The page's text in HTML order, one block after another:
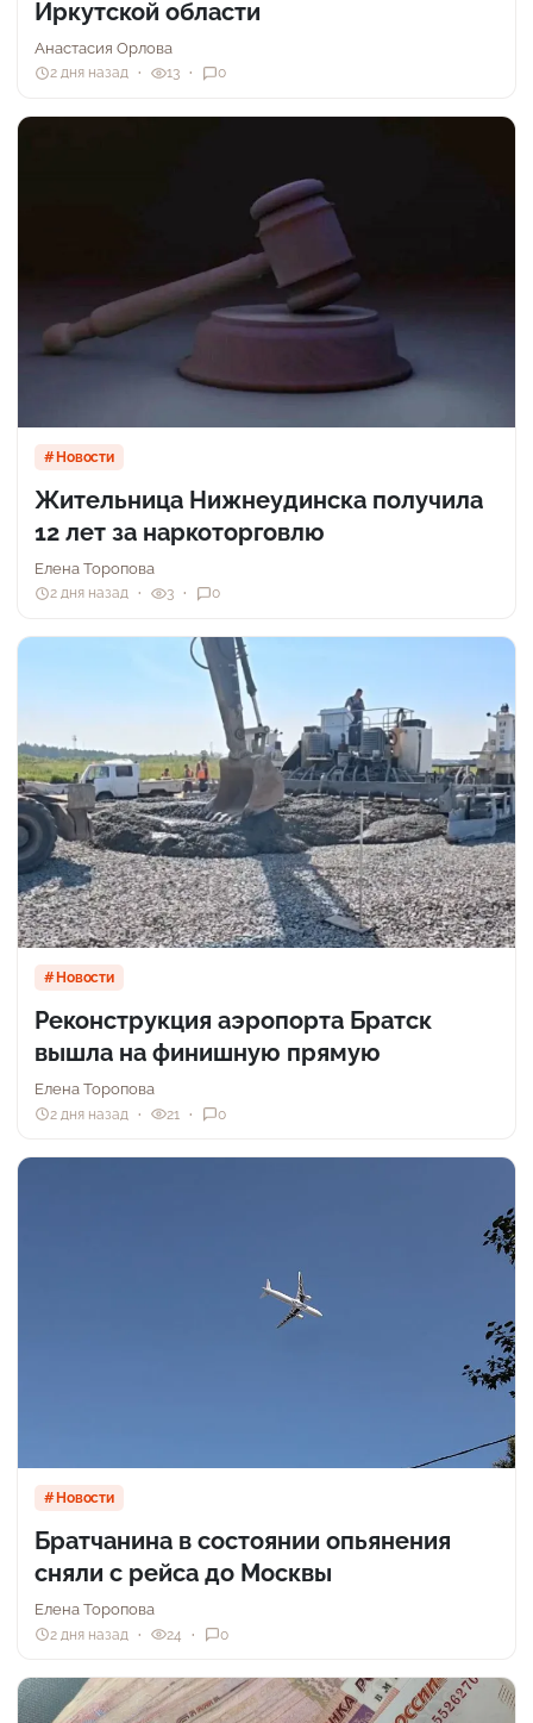
Иркутской области
Анастасия Орлова
2 дня назад 13 0
Новости
Жительница Нижнеудинска получила
12 лет за наркоторговлю
Елена Торопова
2 дня назад 3 0
Новости
Реконструкция аэропорта Братск
вышла на финишную прямую
Елена Торопова
2 дня назад 21 0
Новости
Братчанина в состоянии опьянения
сняли с рейса до Москвы
Елена Торопова
2 дня назад 24 0